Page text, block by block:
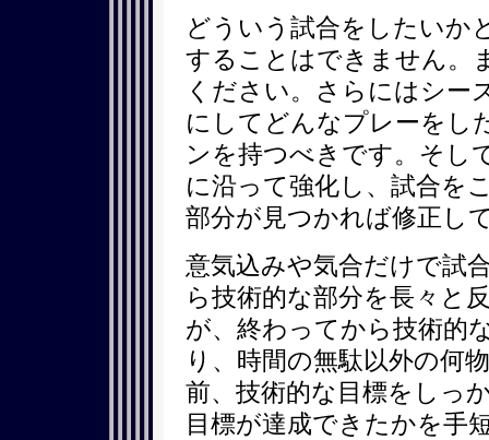
どういう試合をしたいか
することはできません。
ください。さらにはシー
にしてどんなプレーをし
ンを持つべきです。そし
に沿って強化し、試合を
部分が見つかれば修正し
意気込みや気合だけで試
ら技術的な部分を長々と
が、終わってから技術的
り、時間の無駄以外の何
前、技術的な目標をしっ
目標が達成できたかを手